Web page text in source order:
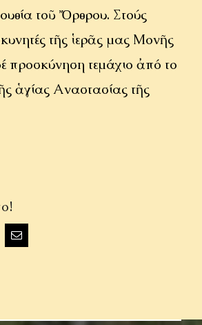
τοῦ Ὄρθρου. Στούς
τῆς ἱερᾶς μας Μονῆς
προσκύνηση τεμάχιο ἀπό το
ἁγίας Αναστασίας τῆς
Email